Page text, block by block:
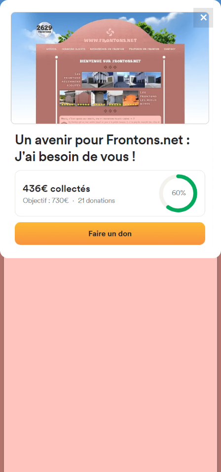
FRONTONS.NET
BUSCAR UN FRONTÓN
AÑADIR UN FRONTÓN
4784
frontones
64210 Bidart, Francia
Fotos Comentarios y reseñas
✕